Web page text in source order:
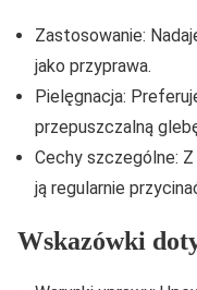
Zastosowanie:
jako przyprawa.
Pielęgnacja:
przepuszczalną
Cechy szczególne:
ją regularnie
Wskazówki